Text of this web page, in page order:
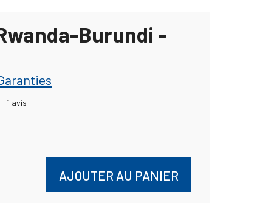
Burundi -
- 1 avis
AJOUTER AU PANIER